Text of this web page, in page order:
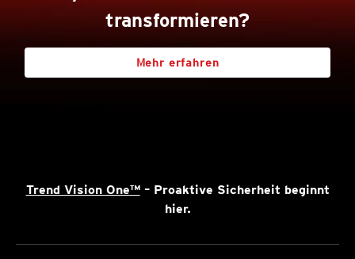
transformieren?
Mehr erfahren
Trend Vision One™– Proaktive Sicherheit beginnt
hier.